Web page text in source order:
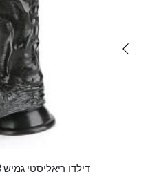
דילדו ריאליסטי גמיש 23 אורך 3 רוחב "Mider"